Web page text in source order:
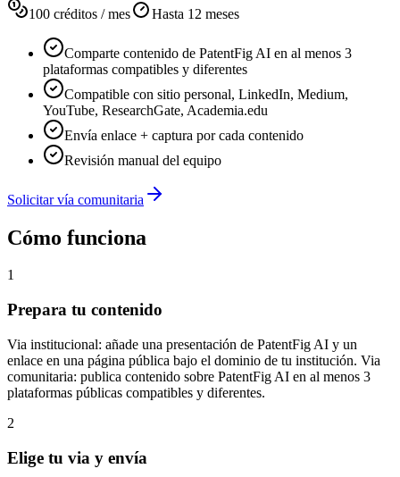
100 créditos / mes
Hasta 12 meses
Comparte contenido de PatentFig AI en al menos 3
plataformas compatibles y diferentes
Compatible con sitio personal, LinkedIn, Medium,
YouTube, ResearchGate, Academia.edu
Envía enlace + captura por cada contenido
Revisión manual del equipo
Solicitar vía comunitaria
Cómo funciona
1
Prepara tu contenido
Via institucional: añade una presentación de PatentFig AI y un
enlace en una página pública bajo el dominio de tu institución. Via
comunitaria: publica contenido sobre PatentFig AI en al menos 3
plataformas públicas compatibles y diferentes.
2
Elige tu via y envía